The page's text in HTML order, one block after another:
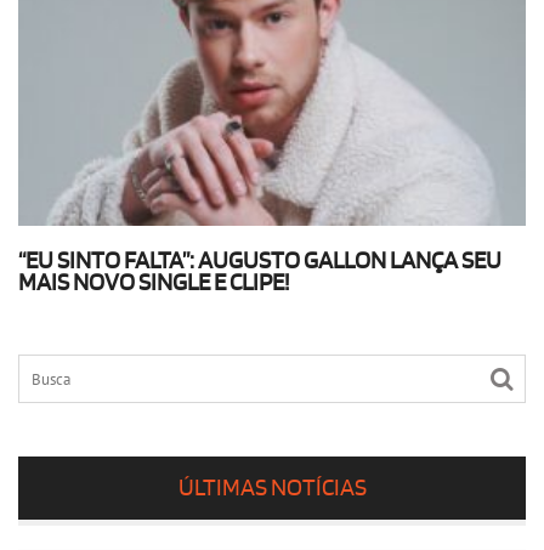
“EU SINTO FALTA”: AUGUSTO GALLON LANÇA SEU
MAIS NOVO SINGLE E CLIPE!
ÚLTIMAS NOTÍCIAS